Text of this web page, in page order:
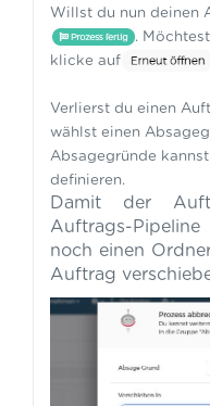
Willst du nun deinen
.
klicke auf
Verlierst du einen
wählst einen
Absagegründe
definieren.
Damit der
Auftrags-
noch einen
Auftrag